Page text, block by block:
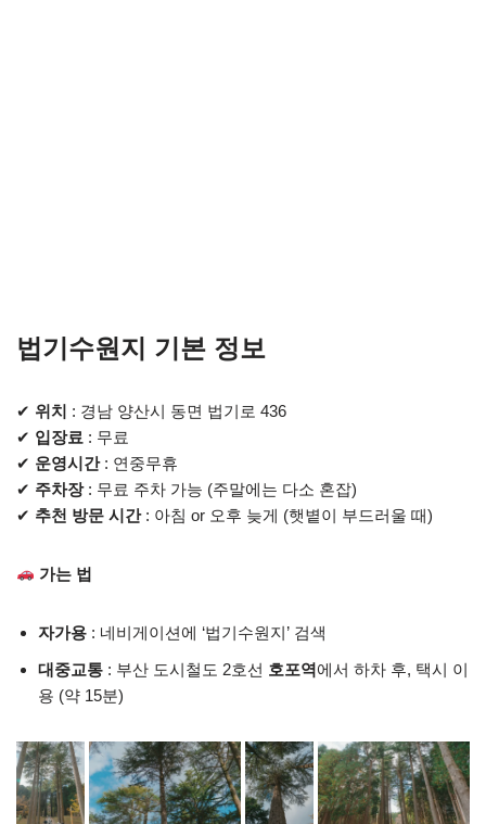
법기수원지 기본 정보
✔ 위치 : 경남 양산시 동면 법기로 436
✔ 입장료 : 무료
✔ 운영시간: 연중무휴
✔ 주차장: 무료 주차 가능 (주말에는 다소 혼잡)
✔ 추천 방문 시간: 아침 or 오후 늦게 (햇볕이 부드러울 때)
가는 법
자가용 : 네비게이션에 ‘법기수원지’ 검색
대중교통 : 부산 도시철도 2호선 호포역에서 하차 후, 택시 이
용 (약 15분)